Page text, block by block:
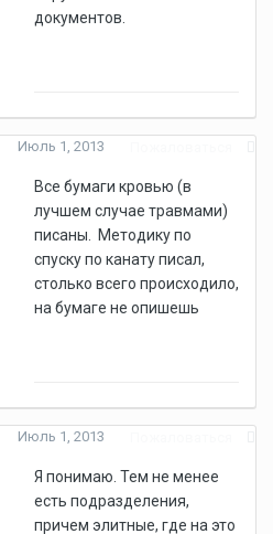
документов.
Июль 1, 2013
Все бумаги кровью (в
лучшем случае травмами)
писаны. Методику по
спуску по канату писал,
столько всего происходило,
на бумаге не опишешь
Июль 1, 2013
Я понимаю. Тем не менее
есть подразделения,
причем элитные, где на это